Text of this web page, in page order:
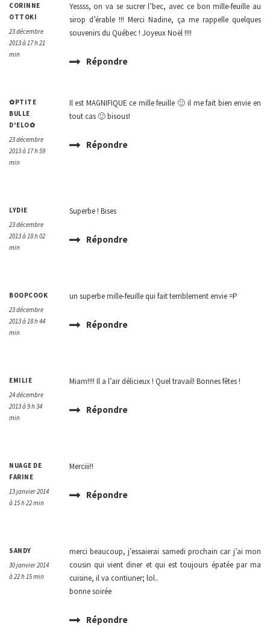
CORINNE
OTTOKI
23 décembre
2013 à 17 h 21
min
Yessss, on va se sucrer l’bec, avec ce bon mille-feuille au
sirop d’érable !!! Merci Nadine, ça me rappelle quelques
souvenirs du Québec ! Joyeux Noël !!!!
Répondre
✿PTITE
BULLE
D'ELO✿
23 décembre
2013 à 17 h 59
min
Il est MAGNIFIQUE ce mille feuille 🙂 il me fait bien envie en
tout cas 🙂 bisous!
Répondre
LYDIE
23 décembre
2013 à 18 h 02
min
Superbe ! Bises
Répondre
BOOPCOOK
23 décembre
2013 à 18 h 44
min
un superbe mille-feuille qui fait terriblement envie =P
Répondre
EMILIE
24 décembre
2013 à 9 h 34
min
Miam!!!! Il a l’air délicieux ! Quel travail! Bonnes fêtes !
Répondre
NUAGE DE
FARINE
13 janvier 2014
à 15 h 22 min
Merciii!!
Répondre
SANDY
30 janvier 2014
à 22 h 15 min
merci beaucoup, j’essaierai samedi prochain car j’ai mon
cousin qui vient diner et qui est toujours épatée par ma
cuisine, il va contiuner; lol..
bonne soirée
Répondre